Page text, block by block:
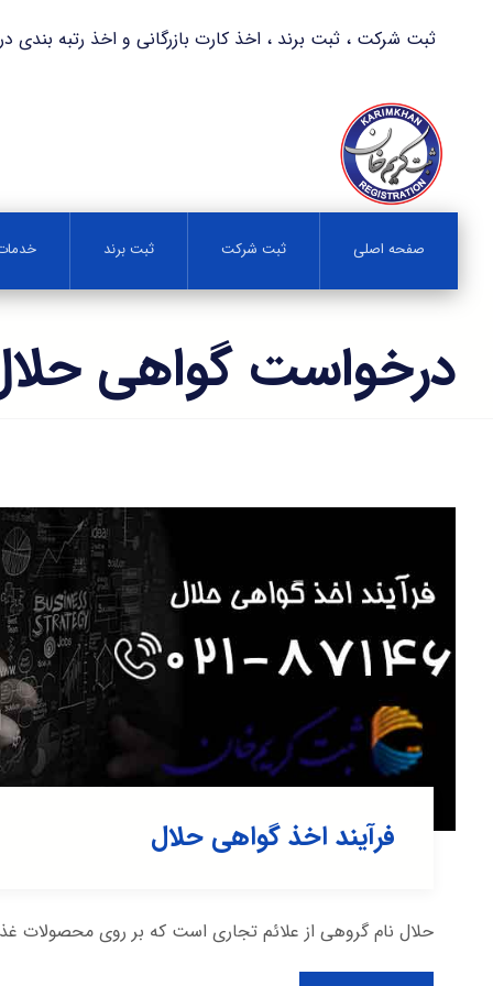
ثبت شرکت ، ثبت برند ، اخذ کارت بازرگانی و اخذ رتبه بندی در کمترین
صفحه اصلی ثبت شرکت ثبت برند
درخواست گواهی
فرآیند اخذ گواهی حلال
حلال نام گروهی از علائم تجاری است که بر روی محصولات